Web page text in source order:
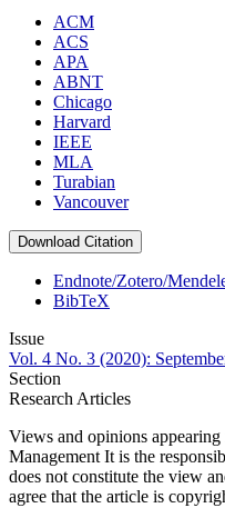
ACM
ACS
APA
ABNT
Chicago
Harvard
IEEE
MLA
Turabian
Vancouver
Download Citation
Endnote/Zotero/
BibTeX
Issue
Vol. 4 No. 3 (2020):
Section
Research Articles
Views and opinions
Management It is the
does not constitute the view
agree that the article is